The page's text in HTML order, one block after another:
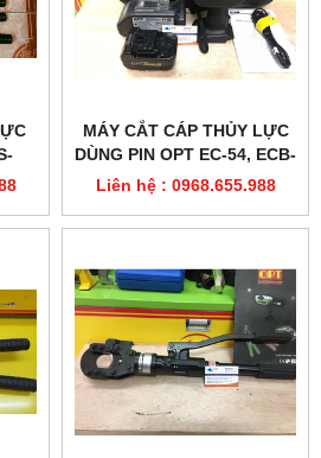
MÁY CẮT CÁP THỦY LỰC
DÙNG PIN OPT EC-54, ECB-
54
Liên hệ : 0968.655.988